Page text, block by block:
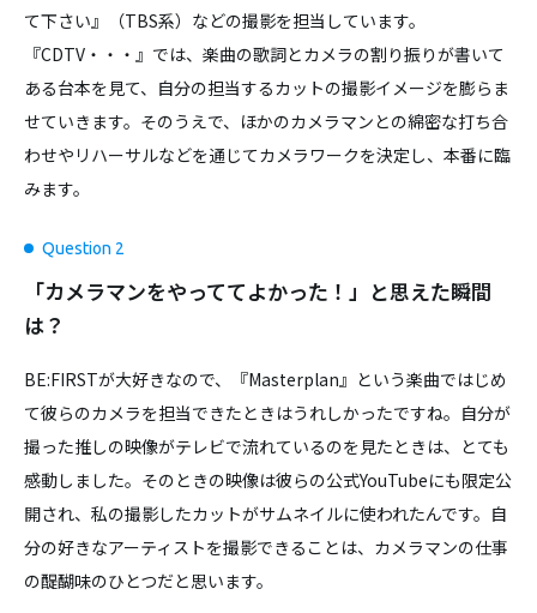
て下さい』（TBS系）などの撮影を担当しています。
『CDTV・・・』では、楽曲の歌詞とカメラの割り振りが書いて
ある台本を見て、自分の担当するカットの撮影イメージを膨らま
せていきます。そのうえで、ほかのカメラマンとの綿密な打ち合
わせやリハーサルなどを通じてカメラワークを決定し、本番に臨
みます。
Question 2
「カメラマンをやっててよかった！」と思えた瞬間
は？
BE:FIRSTが大好きなので、『Masterplan』という楽曲ではじめ
て彼らのカメラを担当できたときはうれしかったですね。自分が
撮った推しの映像がテレビで流れているのを見たときは、とても
感動しました。そのときの映像は彼らの公式YouTubeにも限定公
開され、私の撮影したカットがサムネイルに使われたんです。自
分の好きなアーティストを撮影できることは、カメラマンの仕事
の醍醐味のひとつだと思います。